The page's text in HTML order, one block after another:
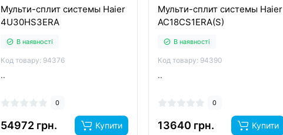
Мульти-сплит системы Haier
4U30HS3ERA
В наявності
Код товару: 94376
..
0
54972 грн. Купити
Мульти-сплит системы Haier
AC18CS1ERA(S)
В наявності
Код товару: 94390
..
0
13640 грн. Купити